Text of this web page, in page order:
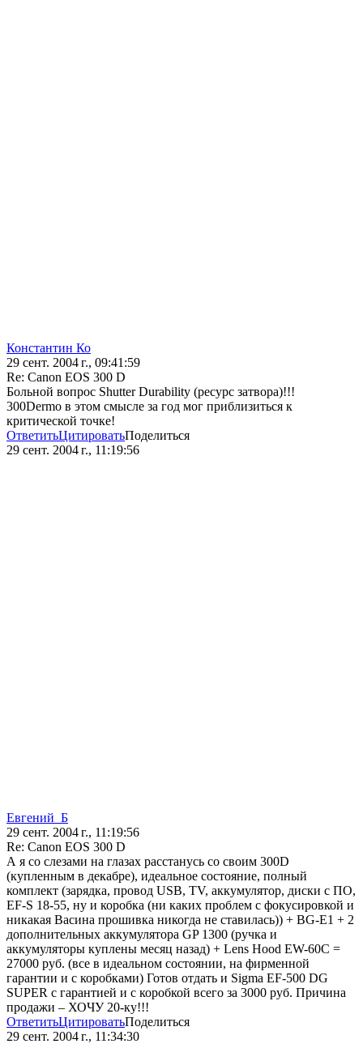
Константин Ко
29 сент. 2004 г., 09:41:59
Re: Canon EOS 300 D
Больной вопрос Shutter Durability (ресурс затвора)!!!
300Dermo в этом смысле за год мог приблизиться к
критической точке!
ОтветитьЦитироватьПоделиться
29 сент. 2004 г., 11:19:56
Евгений_Б
29 сент. 2004 г., 11:19:56
Re: Canon EOS 300 D
А я со слезами на глазах расстанусь со своим 300D
(купленным в декабре), идеальное состояние, полный
комплект (зарядка, провод USB, TV, аккумулятор, диски с ПО,
EF-S 18-55, ну и коробка (ни каких проблем с фокусировкой и
никакая Васина прошивка никогда не ставилась)) + BG-E1 + 2
дополнительных аккумулятора GP 1300 (ручка и
аккумуляторы куплены месяц назад) + Lens Hood EW-60C =
27000 руб. (все в идеальном состоянии, на фирменной
гарантии и с коробками) Готов отдать и Sigma EF-500 DG
SUPER с гарантией и с коробкой всего за 3000 руб. Причина
продажи – ХОЧУ 20-ку!!!
ОтветитьЦитироватьПоделиться
29 сент. 2004 г., 11:34:30